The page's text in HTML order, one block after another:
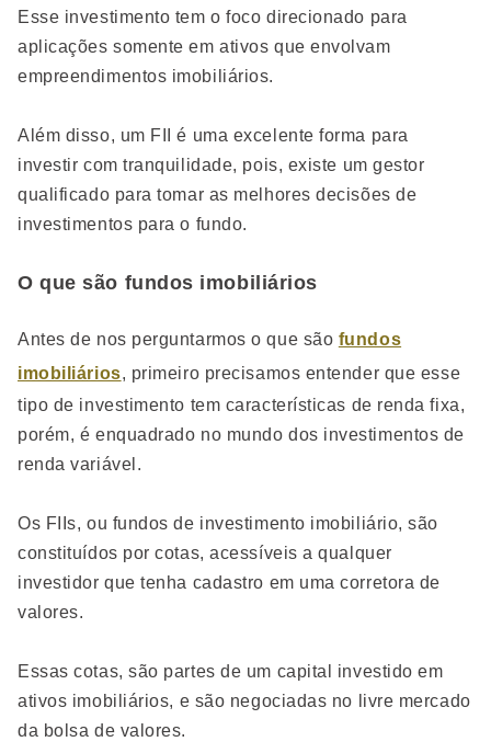
Esse investimento tem o foco direcionado para
aplicações somente em ativos que envolvam
empreendimentos imobiliários.
Além disso, um FII é uma excelente forma para
investir com tranquilidade, pois, existe um gestor
qualificado para tomar as melhores decisões de
investimentos para o fundo.
O que são fundos imobiliários
Antes de nos perguntarmos o que são fundos
imobiliários, primeiro precisamos entender que esse
tipo de investimento tem características de renda fixa,
porém, é enquadrado no mundo dos investimentos de
renda variável.
Os FIIs, ou fundos de investimento imobiliário, são
constituídos por cotas, acessíveis a qualquer
investidor que tenha cadastro em uma corretora de
valores.
Essas cotas, são partes de um capital investido em
ativos imobiliários, e são negociadas no livre mercado
da bolsa de valores.